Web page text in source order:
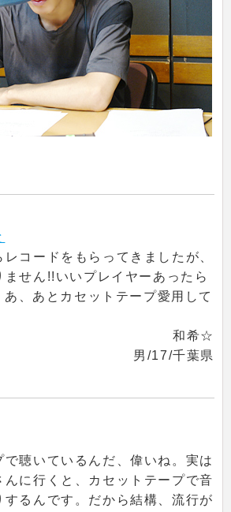
コードをもらってきましたが、
ません!!いいプレイヤーあったら
、あとカセットテープ愛用して
和希☆
男/17/千葉県
で聴いているんだ、偉いね。実は
んに行くと、カセットテープで音
するんです。だから結構、流行が